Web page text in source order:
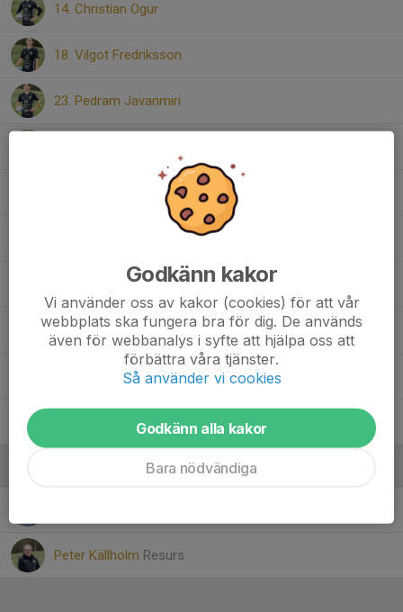
14. Christian Ogur
18. Vilgot Fredriksson
23. Pedram Javanmiri
26. Abubakar Nuh Abukar
37. Hamza Alsammarraie
44. Abdikafi Jimale
47. Victor Andersson
99. Alfons Liljensten
Peter Källholm Resurs
Godkänn kakor
Vi använder oss av kakor (cookies) för att vår
webbplats ska fungera bra för dig. De används
även för webbanalys i syfte att hjälpa oss att
förbättra våra tjänster.
Så använder vi cookies
Godkänn alla kakor
Bara nödvändiga